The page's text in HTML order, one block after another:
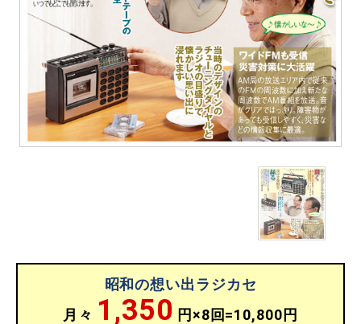
昭和の想い出ラジカセ
月々 1,350 円×8回=10,800円